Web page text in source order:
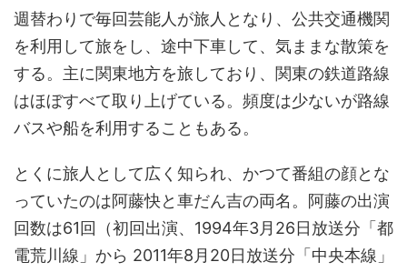
週替わりで毎回芸能人が旅人となり、公共交通機関
を利用して旅をし、途中下車して、気ままな散策を
する。主に関東地方を旅しており、関東の鉄道路線
はほぼすべて取り上げている。頻度は少ないが路線
バスや船を利用することもある。
とくに旅人として広く知られ、かつて番組の顔とな
っていたのは阿藤快と車だん吉の両名。阿藤の出演
回数は61回（初回出演、1994年3月26日放送分「都
電荒川線」から 2011年8月20日放送分「中央本線」